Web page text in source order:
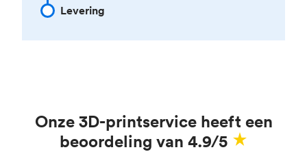
Levering
Onze 3D-printservice heeft een
beoordeling van 4.9/5